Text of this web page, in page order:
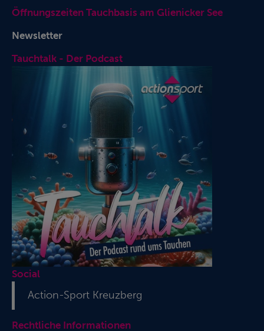
Öffnungszeiten Tauchbasis am Glienicker See
Newsletter
Tauchtalk - Der Podcast
Social
Action-Sport Kreuzberg
Rechtliche Informationen